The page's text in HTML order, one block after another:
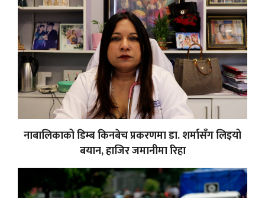
नाबालिकाको डिम्ब किनबेच प्रकरणमा डा. शर्मासँग लिइयो
बयान, हाजिर जमानीमा रिहा